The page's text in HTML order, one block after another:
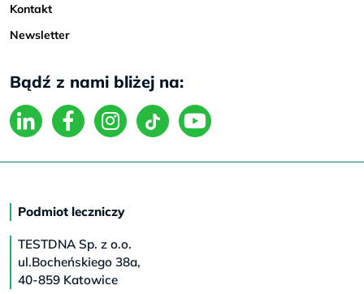
Kontakt
Newsletter
Bądź z nami bliżej na:
Podmiot leczniczy
TESTDNA Sp. z o.o.
ul.Bocheńskiego 38a,
40-859 Katowice